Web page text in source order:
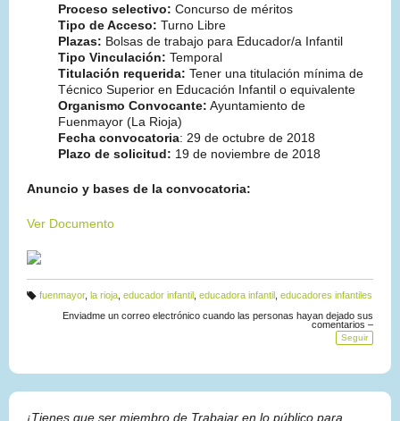
Proceso selectivo: Concurso de méritos
Tipo de Acceso: Turno Libre
Plazas: Bolsas de trabajo para Educador/a Infantil
Tipo Vinculación: Temporal
Titulación requerida: Tener una titulación mínima de
Técnico Superior en Educación Infantil o equivalente
Organismo Convocante: Ayuntamiento de
Fuenmayor (La Rioja)
Fecha convocatoria: 29 de octubre de 2018
Plazo de solicitud: 19 de noviembre de 2018
Anuncio y bases de la convocatoria:
Ver Documento
fuenmayor, la rioja, educador infantil, educadora infantil, educadores infantiles
Enviadme un correo electrónico cuando las personas hayan dejado sus
comentarios –
Seguir
¡Tienes que ser miembro de Trabajar en lo público para